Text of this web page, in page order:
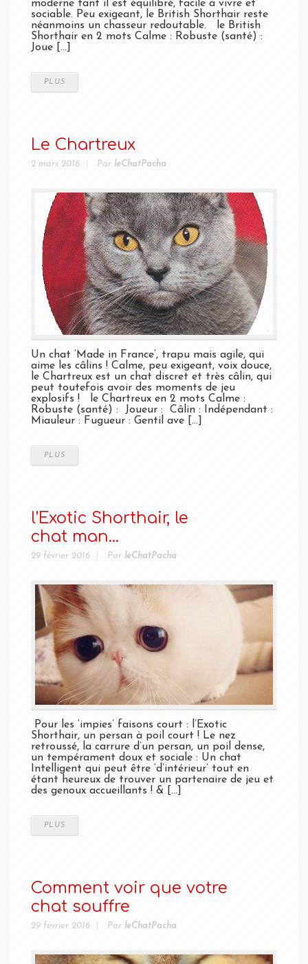
moderne tant il est équilibré, facile à vivre et
sociable. Peu exigeant, le British Shorthair reste
néanmoins un chasseur redoutable. le British
Shorthair en 2 mots Calme : Robuste (santé) :
Joue [...]
PLUS
Le Chartreux
2 mars 2016 Par leChatPacha
Un chat ‘Made in France’, trapu mais agile, qui
aime les câlins ! Calme, peu exigeant, voix douce,
le Chartreux est un chat discret et très câlin, qui
peut toutefois avoir des moments de jeu
explosifs ! le Chartreux en 2 mots Calme :
Robuste (santé) : Joueur : Câlin : Indépendant :
Miauleur : Fugueur : Gentil ave [...]
PLUS
l’Exotic Shorthair, le
chat man...
29 février 2016 Par leChatPacha
Pour les ‘impies’ faisons court : l’Exotic
Shorthair, un persan à poil court ! Le nez
retroussé, la carrure d’un persan, un poil dense,
un tempérament doux et sociale : Un chat
Intelligent qui peut être ‘d’intérieur’ tout en
étant heureux de trouver un partenaire de jeu et
des genoux accueillants ! & [...]
PLUS
Comment voir que votre
chat souffre
29 février 2016 Par leChatPacha